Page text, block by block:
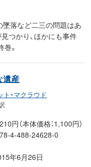
墜落など二三の問題はあ
つかり、ほかにも事件
。
遺産
ト・マクラウド
円（本体価格：1,100円）
4-488-24628-0
年6月26日